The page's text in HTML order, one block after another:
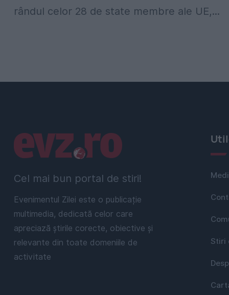
rândul celor 28 de state membre ale UE,...
Cel mai bun portal de stiri!
Evenimentul Zilei este o publicație
multimedia, dedicată celor care
apreciază știrile corecte, obiective și
relevante din toate domeniile de
activitate
Linkuri utile
Stiri